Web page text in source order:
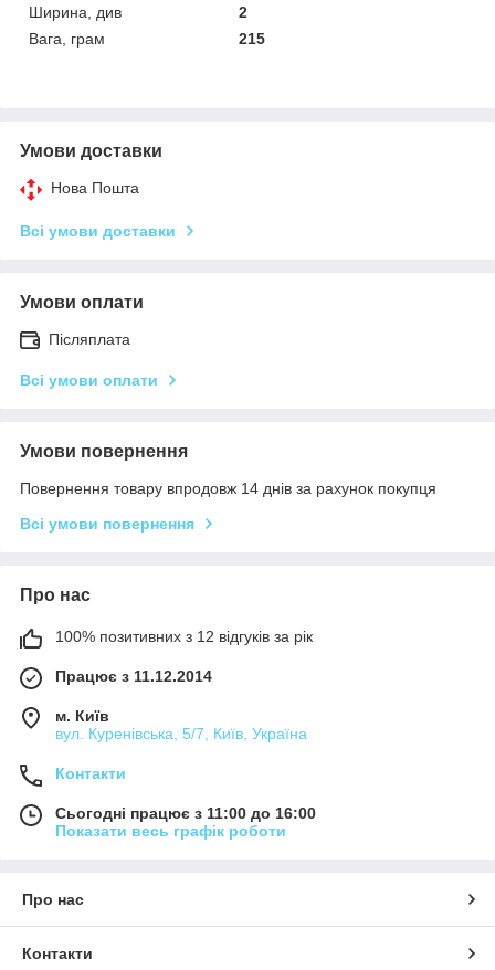
Ширина, див
2
Вага, грам
215
Умови доставки
Нова Пошта
Всі умови доставки
Умови оплати
Післяплата
Всі умови оплати
Умови повернення
Повернення товару впродовж 14 днів за рахунок покупця
Всі умови повернення
Про нас
100% позитивних з 12 відгуків за рік
Працює з 11.12.2014
м. Київ
вул. Куренівська, 5/7, Київ, Україна
Контакти
Сьогодні працює з 11:00 до 16:00
Показати весь графік роботи
Про нас
Контакти